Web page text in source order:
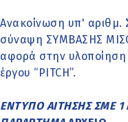
Ανακοίνωση υπ' αριθμ.
σύναψη ΣΥΜΒΑΣΗΣ
αφορά στην
έργου “PITCH”.
ΕΝΤΥΠΟ ΑΙΤΗΣΗΣ ΣΜΕ 1